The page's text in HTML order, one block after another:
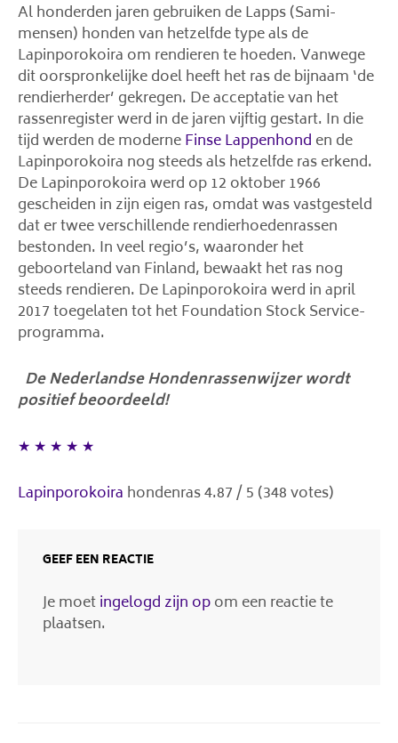
Al honderden jaren gebruiken de Lapps (Sami-
mensen) honden van hetzelfde type als de
Lapinporokoira om rendieren te hoeden. Vanwege
dit oorspronkelijke doel heeft het ras de bijnaam ‘de
rendierherder’ gekregen. De acceptatie van het
rassenregister werd in de jaren vijftig gestart. In die
tijd werden de moderneFinse Lappenhond en de
Lapinporokoira nog steeds als hetzelfde ras erkend.
De Lapinporokoira werd op 12 oktober 1966
gescheiden in zijn eigen ras, omdat was vastgesteld
dat er twee verschillende rendierhoedenrassen
bestonden. In veel regio’s, waaronder het
geboorteland van Finland, bewaakt het ras nog
steeds rendieren. De Lapinporokoira werd in april
2017 toegelaten tot het Foundation Stock Service-
programma.
De Nederlandse Hondenrassenwijzer wordt
positief beoordeeld!
★ ★ ★ ★ ★
Lapinporokoira hondenras4.87/5 (348votes)
GEEF EEN REACTIE
Je moetingelogd zijn opom een reactie te
plaatsen.